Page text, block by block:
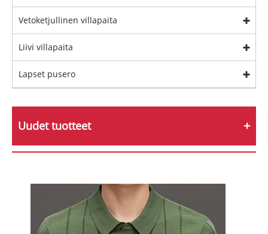
Vetoketjullinen villapaita
Liivi villapaita
Lapset pusero
Uudet tuotteet